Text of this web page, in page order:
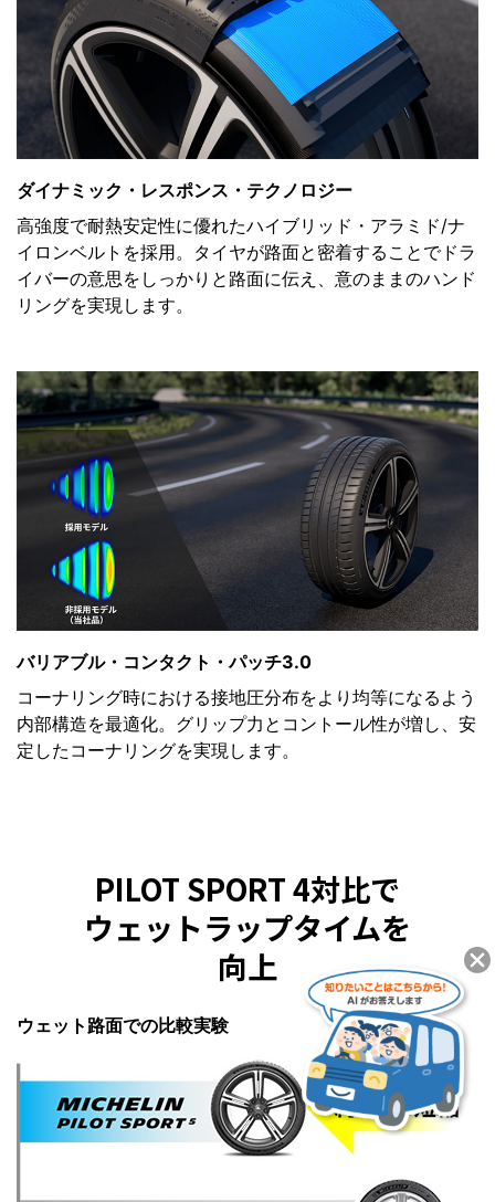
ダイナミック・レスポンス・テクノロジー
高強度で耐熱安定性に優れたハイブリッド・アラミド/ナ
イロンベルトを採用。タイヤが路面と密着することでドラ
イバーの意思をしっかりと路面に伝え、意のままのハンド
リングを実現します。
バリアブル・コンタクト・パッチ3.0
コーナリング時における接地圧分布をより均等になるよう
内部構造を最適化。グリップ力とコントール性が増し、安
定したコーナリングを実現します。
PILOT SPORT 4対比で
ウェットラップタイムを
向上
ウェット路面での比較実験